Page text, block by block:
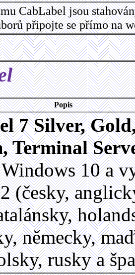
CabLabel jsou
připojte se přímo na
Popis
7 Silver,
Terminal
10 a
(česky,
německy,
rusky a